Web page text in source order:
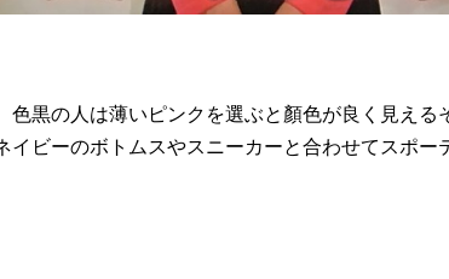
色黒の人は薄いピンクを選ぶと顏色が良く見える
イビーのボトムスやスニーカーと合わせてスポー